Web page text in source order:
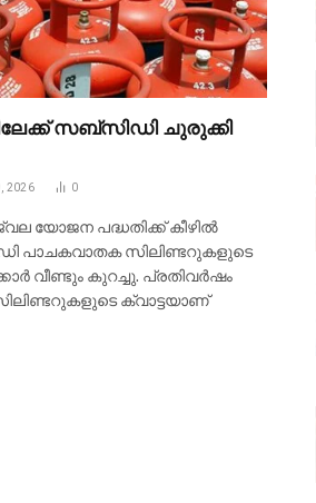
സബ്സിഡി ചുരുക്കി
2026 0
യോജന പദ്ധതിക്ക് കീഴിൽ
പാചകവാതക സിലിണ്ടറുകളുടെ
വീണ്ടും കുറച്ചു. പ്രതിവര്‍ഷം
ക്വാട്ടയാണ്